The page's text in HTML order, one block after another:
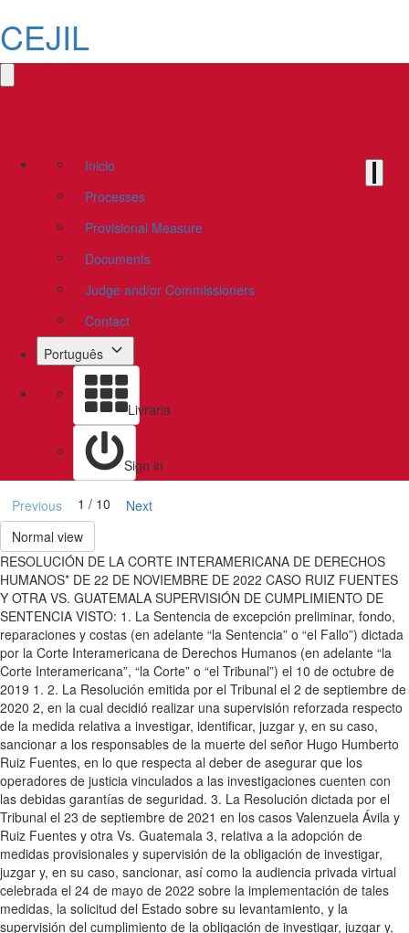
CEJIL
Inicio
Processes
Provisional Measure
Documents
Judge and/or Commissioners
Contact
Português
Livraria
Sign in
Previous 1 / 10
Next
Normal view
RESOLUCIÓN DE LA CORTE INTERAMERICANA DE DERECHOS
HUMANOS* DE 22 DE NOVIEMBRE DE 2022 CASO RUIZ FUENTES
Y OTRA VS. GUATEMALA SUPERVISIÓN DE CUMPLIMIENTO DE
SENTENCIA VISTO: 1. La Sentencia de excepción preliminar, fondo,
reparaciones y costas (en adelante “la Sentencia” o “el Fallo”) dictada
por la Corte Interamericana de Derechos Humanos (en adelante “la
Corte Interamericana”, “la Corte” o “el Tribunal”) el 10 de octubre de
2019 1. 2. La Resolución emitida por el Tribunal el 2 de septiembre de
2020 2, en la cual decidió realizar una supervisión reforzada respecto
de la medida relativa a investigar, identificar, juzgar y, en su caso,
sancionar a los responsables de la muerte del señor Hugo Humberto
Ruiz Fuentes, en lo que respecta al deber de asegurar que los
operadores de justicia vinculados a las investigaciones cuenten con
las debidas garantías de seguridad. 3. La Resolución dictada por el
Tribunal el 23 de septiembre de 2021 en los casos Valenzuela Ávila y
Ruiz Fuentes y otra Vs. Guatemala 3, relativa a la adopción de
medidas provisionales y supervisión de la obligación de investigar,
juzgar y, en su caso, sancionar, así como la audiencia privada virtual
celebrada el 24 de mayo de 2022 sobre la implementación de tales
medidas, la solicitud del Estado sobre su levantamiento, y la
supervisión del cumplimiento de la obligación de investigar, juzgar y,